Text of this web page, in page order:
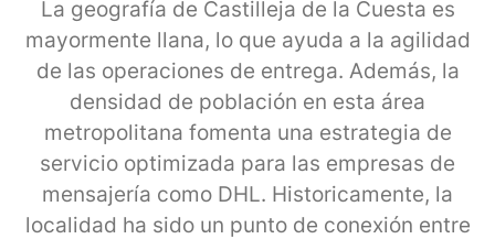
La geografía de Castilleja de la Cuesta es
mayormente llana, lo que ayuda a la agilidad
de las operaciones de entrega. Además, la
densidad de población en esta área
metropolitana fomenta una estrategia de
servicio optimizada para las empresas de
mensajería como DHL. Historicamente, la
localidad ha sido un punto de conexión entre